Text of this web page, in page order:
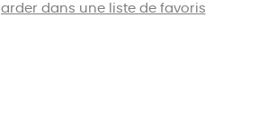
dans une liste de favoris